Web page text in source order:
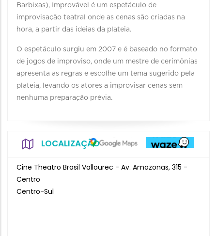
Barbixas), Improvável é um espetáculo de
improvisação teatral onde as cenas são criadas na
hora, a partir das ideias da plateia.
O espetáculo surgiu em 2007 e é baseado no formato
de jogos de improviso, onde um mestre de cerimônias
apresenta as regras e escolhe um tema sugerido pela
plateia, levando os atores a improvisar cenas sem
nenhuma preparação prévia.
LOCALIZAÇÃO
Cine Theatro Brasil Vallourec - Av. Amazonas, 315 -
Centro
Centro-Sul